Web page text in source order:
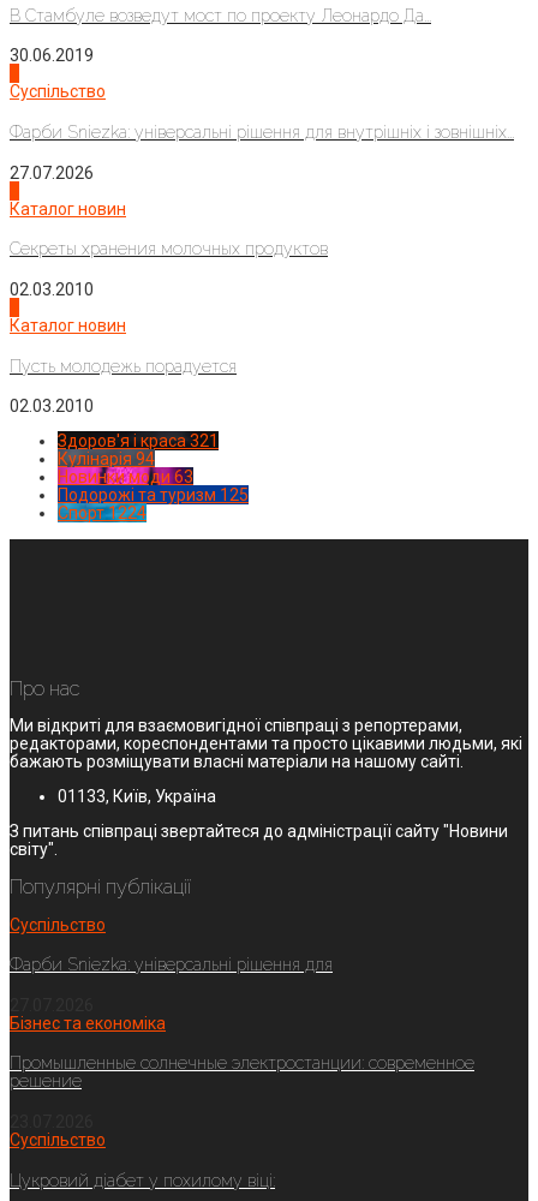
В Стамбуле возведут мост по проекту Леонардо Да...
30.06.2019
Суспільство
Фарби Sniezka: універсальні рішення для внутрішніх і зовнішніх...
27.07.2026
Каталог новин
Секреты хранения молочных продуктов
02.03.2010
Каталог новин
Пусть молодежь порадуется
02.03.2010
Здоров'я і краса 321
Кулінарія 94
Новинки моди 63
Подорожі та туризм 125
Спорт1224
Про нас
Ми відкриті для взаємовигідної співпраці з репортерами,
редакторами, кореспондентами та просто цікавими людьми, які
бажають розміщувати власні матеріали на нашому сайті.
01133, Київ, Україна
З питань співпраці звертайтеся до адміністрації сайту "Новини
світу".
Популярні публікації
Суспільство
Фарби Sniezka: універсальні рішення для
Бізнес та економіка
Промышленные солнечные электростанции: современное
решение
Суспільство
Цукровий діабет у похилому віці: